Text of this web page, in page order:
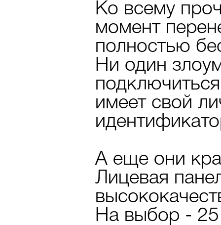
Ко всему
момент
полностью
Ни один
имеет свой
А еще они
Лицевая
На выбор - 25